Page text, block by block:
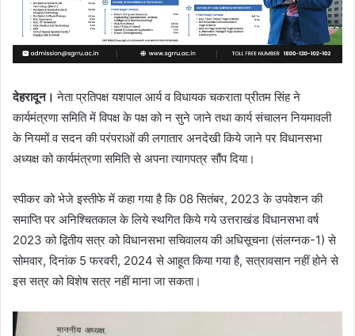
देहरादून। नेता प्रतिपक्ष यशपाल आर्य व विधायक चकराता प्रीतम सिंह ने
कार्यमंत्रणा समिति में विपक्ष के पक्ष को न सुने जाने तथा कार्य संचालन नियमावली
के नियमों व सदन की परंपराओं की लगातार अनदेखी किये जाने पर विधानसभा
अध्यक्ष को कार्यमंत्रणा समिति से अपना त्यागपत्र सौंप दिया।
स्पीकर को भेजे इस्तीफे में कहा गया है कि 08 सितंबर, 2023 के उपवेशन की
समाप्ति पर अनिश्चितकाल के लिये स्थगित किये गये उत्तराखंड विधानसभा वर्ष
2023 को द्वितीय सत्र को विधानसभा सचिवालय की अधिसूचना (संलग्नक-1) से
सोमवार, दिनांक 5 फरवरी, 2024 से आहूत किया गया है, सत्रावसान नहीं होने से
इस सत्र को विशेष सत्र नहीं माना जा सकता।